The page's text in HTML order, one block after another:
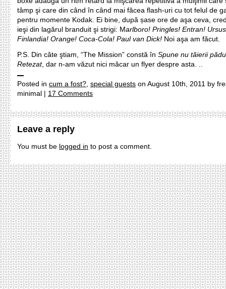
tâmp şi care din când în când mai făcea flash-uri cu tot felul de
pentru momente Kodak. Ei bine, după șase ore de aşa ceva,
ieşi din lagărul branduit şi strigi: Marlboro! Pringles! Entran!
Finlandia! Orange! Coca-Cola! Paul van Dick! Noi aşa am făcut.
P.S. Din câte ştiam, “The Mission” constă în Spune nu tăierii
Retezat, dar n-am văzut nici măcar un flyer despre asta. ..
Posted in cum a fost? special guests on August 10th, 2011 by
minimal | 17 Comments
Leave a reply
You must be logged in to post a comment.